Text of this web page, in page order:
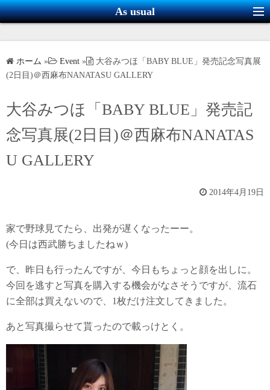
コ
ン
ツ
キ
ッ
As usual
ホーム » Event »
大谷みつほ「BABY BLUE」発売記念写真展
(2日目)＠西麻布NANATASU GALLERY
大谷みつほ「BABY BLUE」発売記
念写真展(2日目)＠西麻布NANATAS
U GALLERY
2014年4月19日
家で野球見てたら、出発が遅くなったーー。
(今日は西武勝ちましたねｗ)
で、昨日も行ったんですが、今日もちょっと顔を出しに。
今回を逃すと写真を購入する機会がなさそうですが、流石
に全部は買えないので、1枚だけ注文してきました。
あと写真撮らせて貰ったので載っけとく。